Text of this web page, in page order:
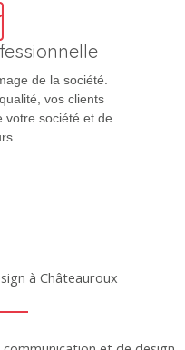
de la société.
vos clients
votre société et de
à Châteauroux